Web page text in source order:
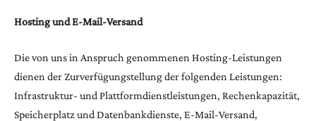
Hosting und E-Mail-Versand
Die von uns in Anspruch genommenen Hosting-Leistungen
dienen der Zurverfügungstellung der folgenden Leistungen:
Infrastruktur- und Plattformdienstleistungen, Rechenkapazität,
Speicherplatz und Datenbankdienste, E-Mail-Versand,